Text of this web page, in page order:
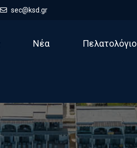
sec@ksd.gr
Νέα Πελατολόγιο